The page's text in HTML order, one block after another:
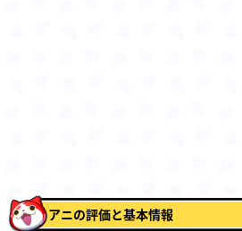
アニの評価と基本情報